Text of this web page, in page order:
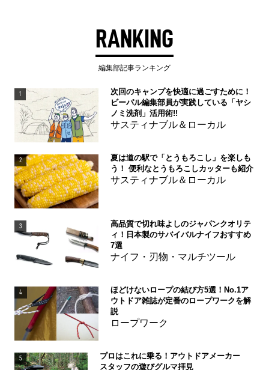
RANKING
編集部記事ランキング
1
次回のキャンプを快適に過ごすために！
ビーパル編集部員が実践している「ヤシ
ノミ洗剤」活用術!!
サスティナブル＆ローカル
2
夏は道の駅で「とうもろこし」を楽しも
う！ 便利なとうもろこしカッターも紹介
サスティナブル＆ローカル
3
高品質で切れ味よしのジャパンクオリテ
ィ！日本製のサバイバルナイフおすすめ
7選
ナイフ・刃物・マルチツール
4
ほどけないロープの結び方5選！No.1ア
ウトドア雑誌が定番のロープワークを解
説
ロープワーク
5
プロはこれに乗る！アウトドアメーカー
スタッフの遊びグルマ拝見